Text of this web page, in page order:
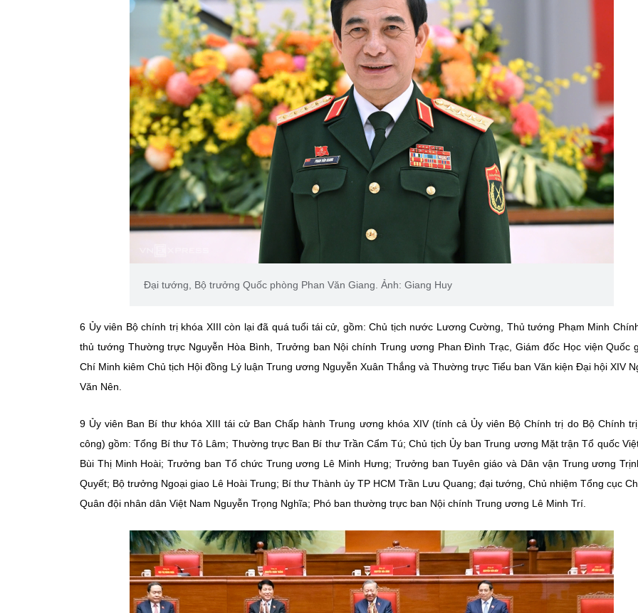
Đại tướng, Bộ trưởng Quốc phòng Phan Văn Giang. Ảnh: Giang Huy
6 Ủy viên Bộ chính trị khóa XIII còn lại đã quá tuổi tái cử, gồm: Chủ tịch nước Lương Cường, Thủ tướng Phạm Minh
thủ tướng Thường trực Nguyễn Hòa Bình, Trưởng ban Nội chính Trung ương Phan Đình Trạc, Giám đốc Học viện Quốc
Chí Minh kiêm Chủ tịch Hội đồng Lý luận Trung ương Nguyễn Xuân Thắng và Thường trực Tiểu ban Văn kiện Đại hội XIV
Văn Nên.
9 Ủy viên Ban Bí thư khóa XIII tái cử Ban Chấp hành Trung ương khóa XIV (tính cả Ủy viên Bộ Chính trị do Bộ Chính
công) gồm: Tổng Bí thư Tô Lâm; Thường trực Ban Bí thư Trần Cẩm Tú; Chủ tịch Ủy ban Trung ương Mặt trận Tổ quốc
Bùi Thị Minh Hoài; Trưởng ban Tổ chức Trung ương Lê Minh Hưng; Trưởng ban Tuyên giáo và Dân vận Trung ương
Quyết; Bộ trưởng Ngoại giao Lê Hoài Trung; Bí thư Thành ủy TP HCM Trần Lưu Quang; đại tướng, Chủ nhiệm Tổng cục
Quân đội nhân dân Việt Nam Nguyễn Trọng Nghĩa; Phó ban thường trực ban Nội chính Trung ương Lê Minh Trí.